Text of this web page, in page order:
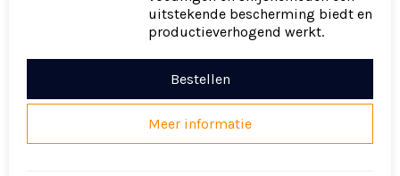
uitstekende bescherming biedt en
productieverhogend werkt.
Bestellen
Meer informatie